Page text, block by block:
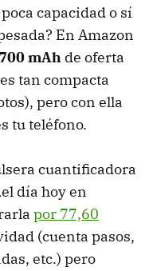
capacidad o sí
En Amazon
mAh de oferta
tan compacta
pero con ella
tu teléfono.
cuantificadora
día hoy en
por 77,60
(cuenta pasos,
etc.) pero